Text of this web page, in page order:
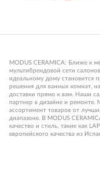
MODUS CERAMICA: Ближе к
мультибрендовой сети
идеальному дому становится
решения для ванных комнат,
доставки прямо к вам. Наши
партнер в дизайне и
ассортимент товаров от
диапазоне. В MODUS
качество и стиль, такие как
европейского качества из